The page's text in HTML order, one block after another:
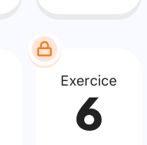
Exercice
6